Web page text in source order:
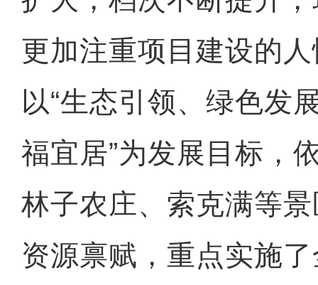
更加注重项目建设的
以“生态引领、绿色发
福宜居”为发展目标，
林子农庄、索克满等
资源禀赋，重点实施